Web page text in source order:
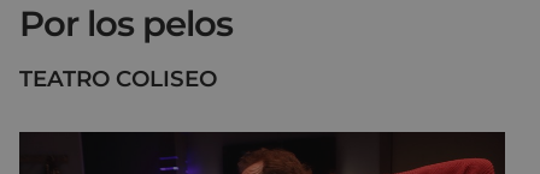
Por los pelos
TEATRO COLISEO